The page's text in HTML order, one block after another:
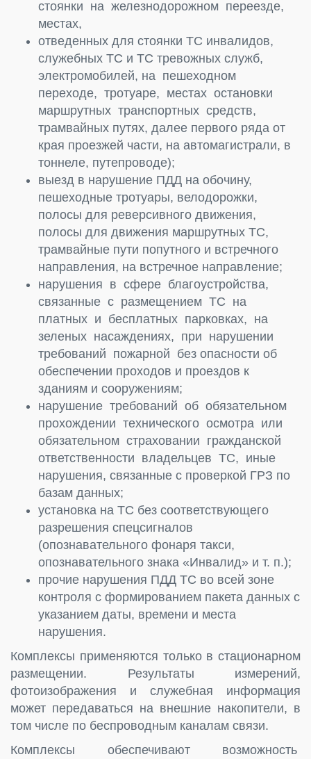
стоянки на железнодорожном переезде,
местах,
отведенных для стоянки ТС инвалидов,
служебных ТС и ТС тревожных служб,
электромобилей, на пешеходном
переходе, тротуаре, местах остановки
маршрутных транспортных средств,
трамвайных путях, далее первого ряда от
края проезжей части, на автомагистрали, в
тоннеле, путепроводе);
выезд в нарушение ПДД на обочину,
пешеходные тротуары, велодорожки,
полосы для реверсивного движения,
полосы для движения маршрутных ТС,
трамвайные пути попутного и встречного
направления, на встречное направление;
нарушения в сфере благоустройства,
связанные с размещением ТС на
платных и бесплатных парковках, на
зеленых насаждениях, при нарушении
требований пожарной без опасности об
обеспечении проходов и проездов к
зданиям и сооружениям;
нарушение требований об обязательном
прохождении технического осмотра или
обязательном страховании гражданской
ответственности владельцев ТС, иные
нарушения, связанные с проверкой ГРЗ по
базам данных;
установка на ТС без соответствующего
разрешения спецсигналов
(опознавательного фонаря такси,
опознавательного знака «Инвалид» и т. п.);
прочие нарушения ПДД ТС во всей зоне
контроля с формированием пакета данных с
указанием даты, времени и места
нарушения.
Комплексы применяются только в стационарном
размещении. Результаты измерений,
фотоизображения и служебная информация
может передаваться на внешние накопители, в
том числе по беспроводным каналам связи.
Комплексы обеспечивают возможность